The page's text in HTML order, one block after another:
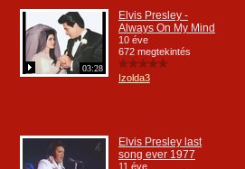
03:28
Elvis Presley -
Always On My Mind
10 éve
672 megtekintés
Izolda3
Elvis Presley last
song ever 1977
11 éve